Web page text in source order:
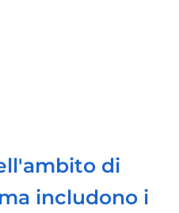
di
includono i